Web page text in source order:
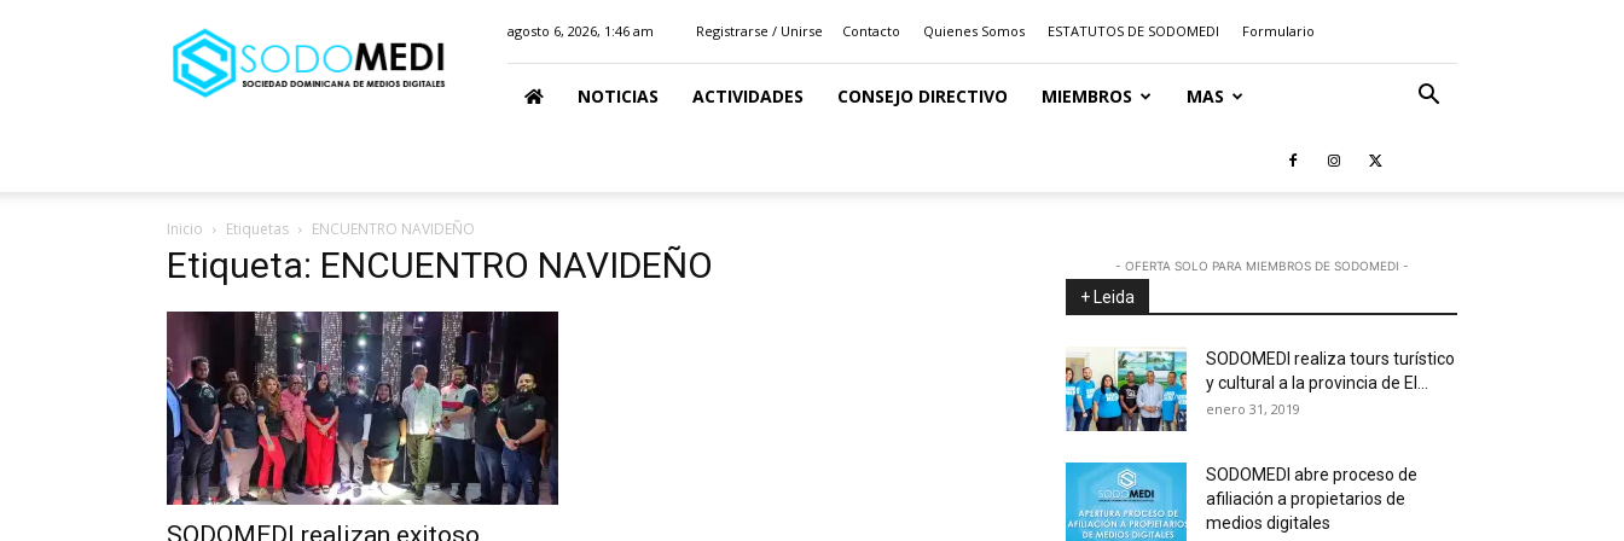
agosto 6, 2026, 1:46 am Registrarse / Unirse Contacto Quienes Somos ESTATUTOS DE SODOMEDI Formulario
NOTICIAS ACTIVIDADES CONSEJO DIRECTIVO MIEMBROS MAS
Inicio Etiquetas ENCUENTRO NAVIDEÑO
Etiqueta: ENCUENTRO NAVIDEÑO
SODOMEDI realizan exitoso
- OFERTA SOLO PARA MIEMBROS DE SODOMEDI -
+ Leida
SODOMEDI realiza tours turístico
y cultural a la provincia de El...
enero 31, 2019
SODOMEDI abre proceso de
afiliación a propietarios de
medios digitales